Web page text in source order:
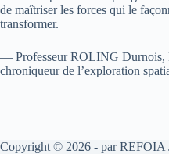
de maîtriser les forces qui le
transformer.
— Professeur ROLING Durnois,
chroniqueur de l’exploration
Copyright © 2026 - par REFOIA